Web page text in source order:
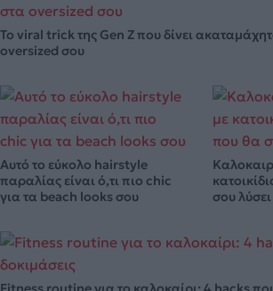
Το viral trick της Gen Z που δίνει
oversized σου
Αυτό το εύκολο hairstyle
παραλίας είναι ό,τι πιο chic
για τα beach looks σου
σου